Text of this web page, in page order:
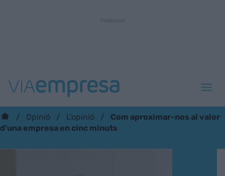
Opinió L'opinió
Com aproximar-nos al valor
d’una empresa en cinc minuts